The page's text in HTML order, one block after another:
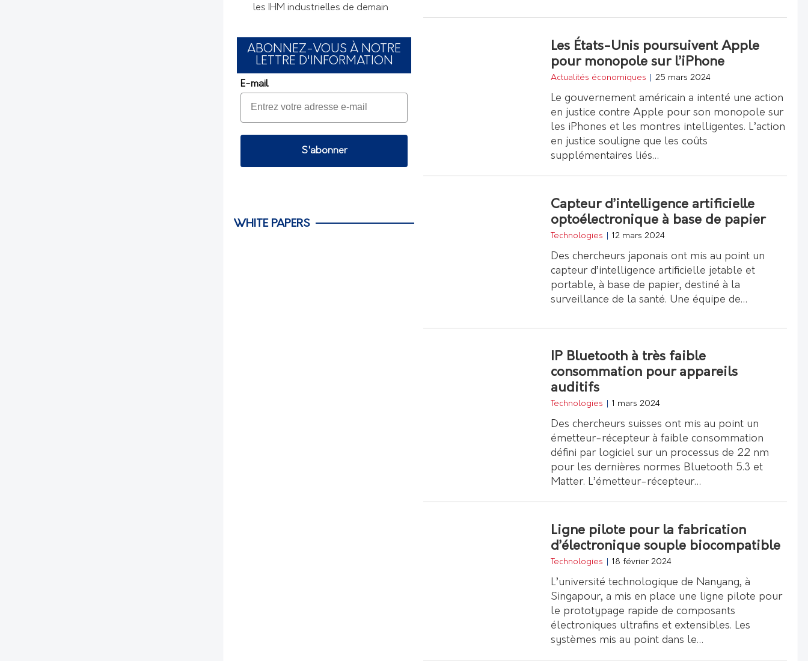
Les États-Unis poursuivent Apple
pour monopole sur l’iPhone
Actualités économiques 25 mars 2024
Le gouvernement américain a intenté une action
en justice contre Apple pour son monopole sur
les iPhones et les montres intelligentes. L’action
en justice souligne que les coûts
supplémentaires liés…
Capteur d’intelligence artificielle
optoélectronique à base de papier
Technologies 12 mars 2024
Des chercheurs japonais ont mis au point un
capteur d’intelligence artificielle jetable et
portable, à base de papier, destiné à la
surveillance de la santé. Une équipe de…
IP Bluetooth à très faible
consommation pour appareils
auditifs
Technologies 1 mars 2024
Des chercheurs suisses ont mis au point un
émetteur-récepteur à faible consommation
défini par logiciel sur un processus de 22 nm
pour les dernières normes Bluetooth 5.3 et
Matter. L’émetteur-récepteur…
Ligne pilote pour la fabrication
d’électronique souple biocompatible
Technologies 18 février 2024
L’université technologique de Nanyang, à
Singapour, a mis en place une ligne pilote pour
le prototypage rapide de composants
électroniques ultrafins et extensibles. Les
systèmes mis au point dans le…
les IHM industrielles de demain
ABONNEZ-VOUS À NOTRE
LETTRE D'INFORMATION
E-mail
S'abonner
WHITE PAPERS